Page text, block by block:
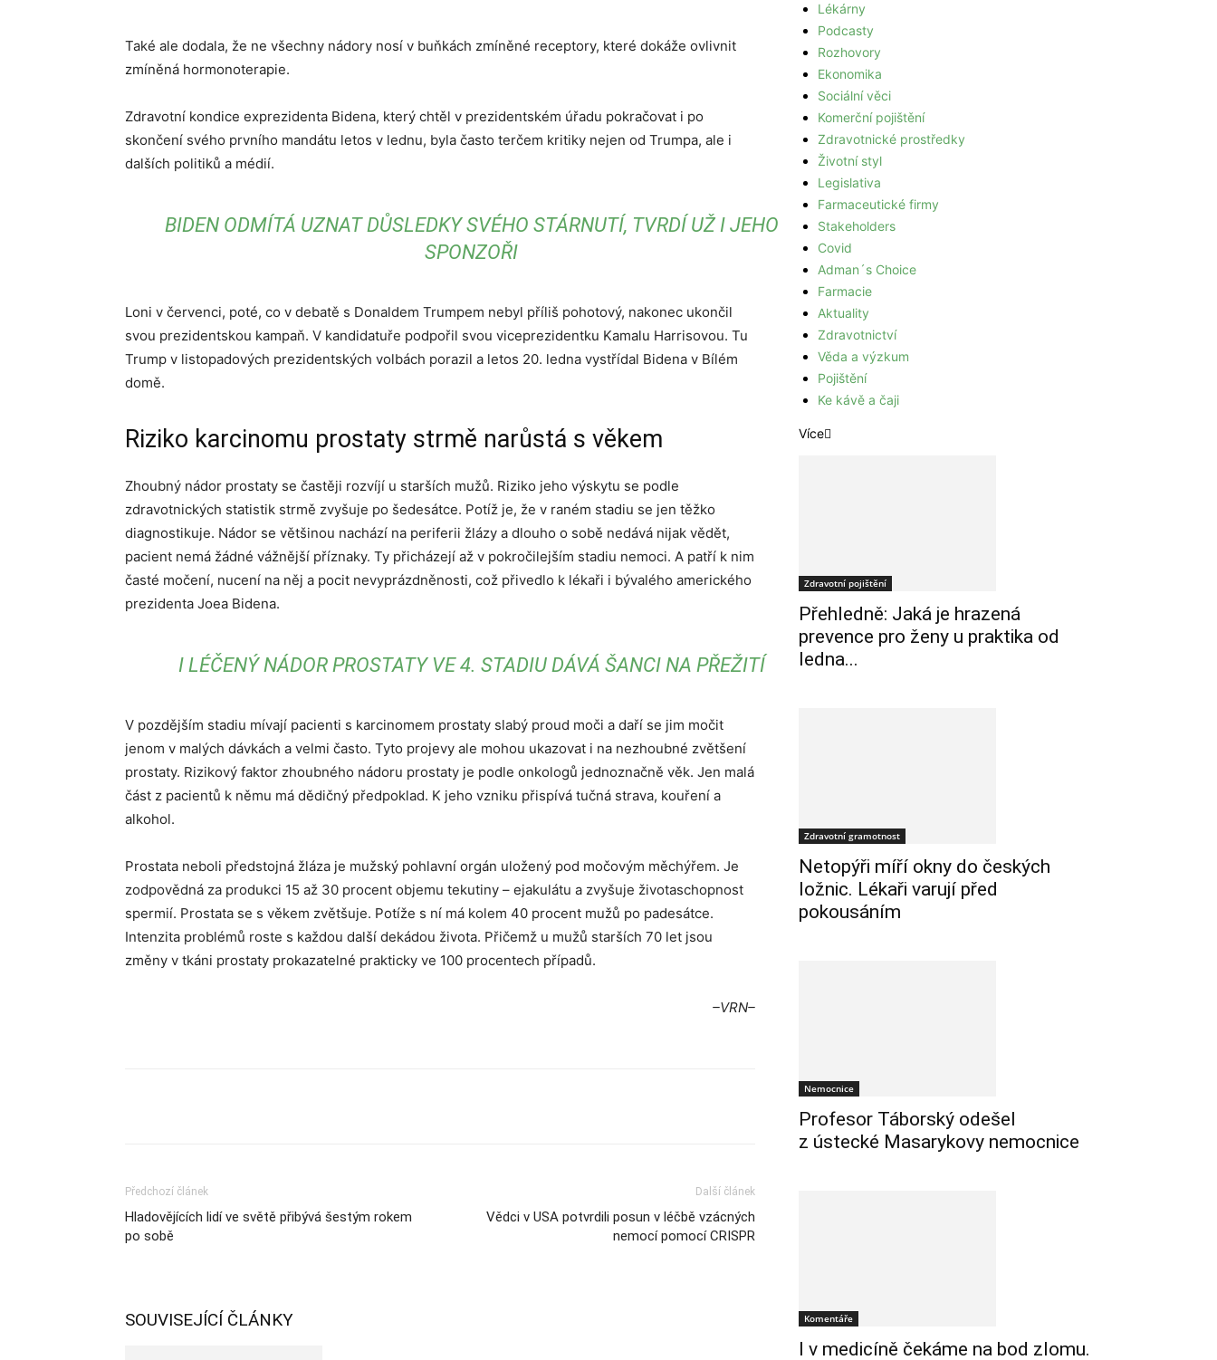
Také ale dodala, že ne všechny nádory nosí v buňkách zmíněné receptory, které dokáže ovlivnit
zmíněná hormonoterapie.
Zdravotní kondice exprezidenta Bidena, který chtěl v prezidentském úřadu pokračovat i po
skončení svého prvního mandátu letos v lednu, byla často terčem kritiky nejen od Trumpa, ale i
dalších politiků a médií.
BIDEN ODMÍTÁ UZNAT DŮSLEDKY SVÉHO STÁRNUTÍ, TVRDÍ UŽ I JEHO
SPONZOŘI
Loni v červenci, poté, co v debatě s Donaldem Trumpem nebyl příliš pohotový, nakonec ukončil
svou prezidentskou kampaň. V kandidatuře podpořil svou viceprezidentku Kamalu Harrisovou. Tu
Trump v listopadových prezidentských volbách porazil a letos 20. ledna vystřídal Bidena v Bílém
domě.
Riziko karcinomu prostaty strmě narůstá s věkem
Zhoubný nádor prostaty se častěji rozvíjí u starších mužů. Riziko jeho výskytu se podle
zdravotnických statistik strmě zvyšuje po šedesátce. Potíž je, že v raném stadiu se jen těžko
diagnostikuje. Nádor se většinou nachází na periferii žlázy a dlouho o sobě nedává nijak vědět,
pacient nemá žádné vážnější příznaky. Ty přicházejí až v pokročilejším stadiu nemoci. A patří k nim
časté močení, nucení na něj a pocit nevyprázdněnosti, což přivedlo k lékaři i bývalého amerického
prezidenta Joea Bidena.
I LÉČENÝ NÁDOR PROSTATY VE 4. STADIU DÁVÁ ŠANCI NA PŘEŽITÍ
V pozdějším stadiu mívají pacienti s karcinomem prostaty slabý proud moči a daří se jim močit
jenom v malých dávkách a velmi často. Tyto projevy ale mohou ukazovat i na nezhoubné zvětšení
prostaty. Rizikový faktor zhoubného nádoru prostaty je podle onkologů jednoznačně věk. Jen malá
část z pacientů k němu má dědičný předpoklad. K jeho vzniku přispívá tučná strava, kouření a
alkohol.
Prostata neboli předstojná žláza je mužský pohlavní orgán uložený pod močovým měchýřem. Je
zodpovědná za produkci 15 až 30 procent objemu tekutiny – ejakulátu a zvyšuje životaschopnost
spermií. Prostata se s věkem zvětšuje. Potíže s ní má kolem 40 procent mužů po padesátce.
Intenzita problémů roste s každou další dekádou života. Přičemž u mužů starších 70 let jsou
změny v tkáni prostaty prokazatelné prakticky ve 100 procentech případů.
–VRN–
Předchozí článek
Hladovějících lidí ve světě přibývá šestým rokem
po sobě
Další článek
Vědci v USA potvrdili posun v léčbě vzácných
nemocí pomocí CRISPR
SOUVISEJÍCÍ ČLÁNKY
Lékárny
Podcasty
Rozhovory
Ekonomika
Sociální věci
Komerční pojištění
Zdravotnické prostředky
Životní styl
Legislativa
Farmaceutické firmy
Stakeholders
Covid
Adman´s Choice
Farmacie
Aktuality
Zdravotnictví
Věda a výzkum
Pojištění
Ke kávě a čaji
Více
Zdravotní pojištění
Přehledně: Jaká je hrazená
prevence pro ženy u praktika od
ledna...
Zdravotní gramotnost
Netopýři míří okny do českých
ložnic. Lékaři varují před
pokousáním
Nemocnice
Profesor Táborský odešel
z ústecké Masarykovy nemocnice
Komentáře
I v medicíně čekáme na bod zlomu.